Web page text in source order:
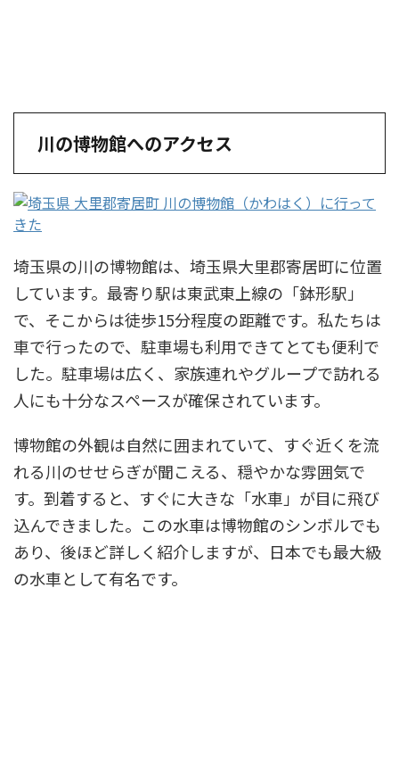
川の博物館へのアクセス
埼玉県の川の博物館は、埼玉県大里郡寄居町に位置
しています。最寄り駅は東武東上線の「鉢形駅」
で、そこからは徒歩15分程度の距離です。私たちは
車で行ったので、駐車場も利用できてとても便利で
した。駐車場は広く、家族連れやグループで訪れる
人にも十分なスペースが確保されています。
博物館の外観は自然に囲まれていて、すぐ近くを流
れる川のせせらぎが聞こえる、穏やかな雰囲気で
す。到着すると、すぐに大きな「水車」が目に飛び
込んできました。この水車は博物館のシンボルでも
あり、後ほど詳しく紹介しますが、日本でも最大級
の水車として有名です。